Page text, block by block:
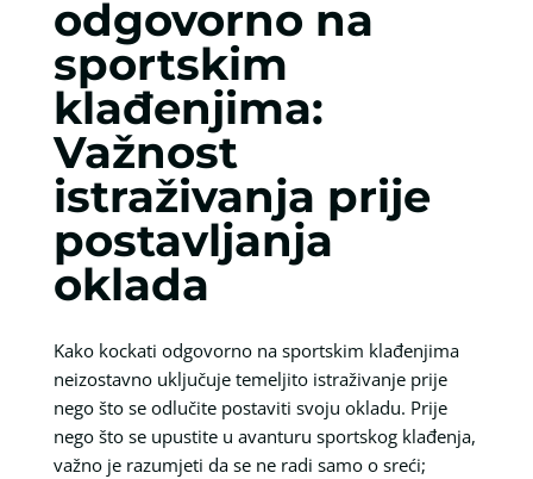
odgovorno na
sportskim
klađenjima:
Važnost
istraživanja prije
postavljanja
oklada
Kako kockati odgovorno na sportskim klađenjima
neizostavno uključuje temeljito istraživanje prije
nego što se odlučite postaviti svoju okladu. Prije
nego što se upustite u avanturu sportskog klađenja,
važno je razumjeti da se ne radi samo o sreći;